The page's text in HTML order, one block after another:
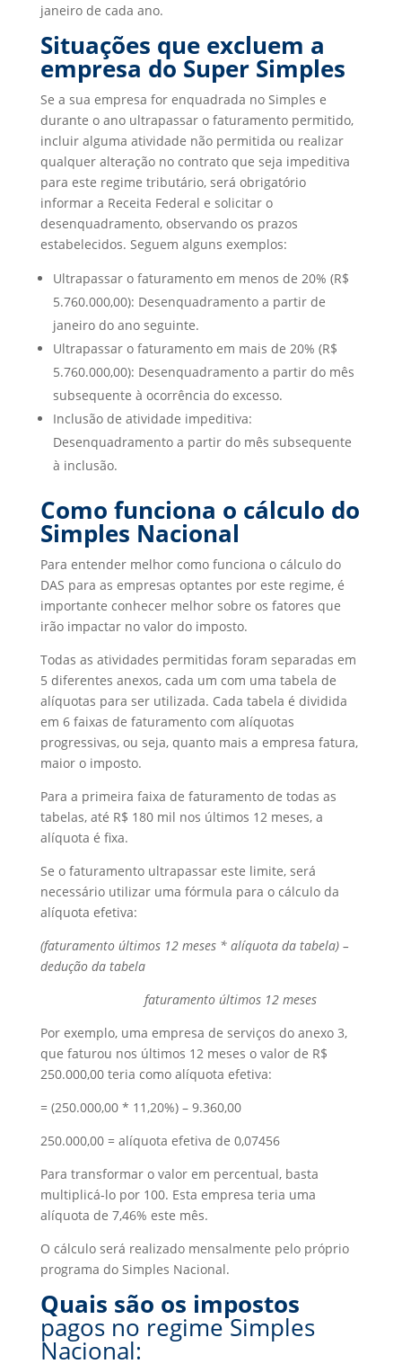
janeiro de cada ano.
Situações que excluem a
empresa do Super Simples
Se a sua empresa for enquadrada no Simples e
durante o ano ultrapassar o faturamento permitido,
incluir alguma atividade não permitida ou realizar
qualquer alteração no contrato que seja impeditiva
para este regime tributário, será obrigatório
informar a Receita Federal e solicitar o
desenquadramento, observando os prazos
estabelecidos. Seguem alguns exemplos:
Ultrapassar o faturamento em menos de 20% (R$
5.760.000,00): Desenquadramento a partir de
janeiro do ano seguinte.
Ultrapassar o faturamento em mais de 20% (R$
5.760.000,00): Desenquadramento a partir do mês
subsequente à ocorrência do excesso.
Inclusão de atividade impeditiva:
Desenquadramento a partir do mês subsequente
à inclusão.
Como funciona o cálculo do
Simples Nacional
Para entender melhor como funciona o cálculo do
DAS para as empresas optantes por este regime, é
importante conhecer melhor sobre os fatores que
irão impactar no valor do imposto.
Todas as atividades permitidas foram separadas em
5 diferentes anexos, cada um com uma tabela de
alíquotas para ser utilizada. Cada tabela é dividida
em 6 faixas de faturamento com alíquotas
progressivas, ou seja, quanto mais a empresa fatura,
maior o imposto.
Para a primeira faixa de faturamento de todas as
tabelas, até R$ 180 mil nos últimos 12 meses, a
alíquota é fixa.
Se o faturamento ultrapassar este limite, será
necessário utilizar uma fórmula para o cálculo da
alíquota efetiva:
(faturamento últimos 12 meses * alíquota da tabela) –
dedução da tabela
faturamento últimos 12 meses
Por exemplo, uma empresa de serviços do anexo 3,
que faturou nos últimos 12 meses o valor de R$
250.000,00 teria como alíquota efetiva:
= (250.000,00 * 11,20%) – 9.360,00
250.000,00 = alíquota efetiva de 0,07456
Para transformar o valor em percentual, basta
multiplicá-lo por 100. Esta empresa teria uma
alíquota de 7,46% este mês.
O cálculo será realizado mensalmente pelo próprio
programa do Simples Nacional.
Quais são os impostos
pagos no regime Simples
Nacional: